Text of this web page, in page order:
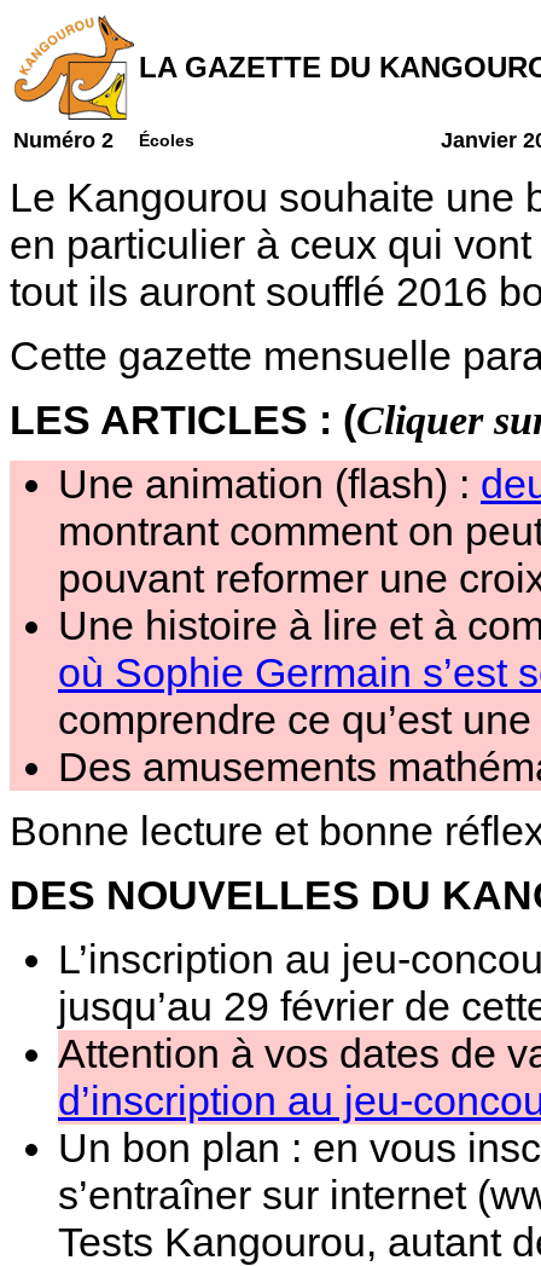
LA GAZETTE DU
Numéro 2 Écoles Janvier
Le Kangourou souhaite une
en particulier à ceux qui
tout ils auront soufflé 2016
Cette gazette mensuelle
LES ARTICLES : (Cliquer
Une animation (flash) :
montrant comment on
pouvant reformer une
Une histoire à lire et à
où Sophie Germain s’est
comprendre ce qu’est
Des amusements
Bonne lecture et bonne
DES NOUVELLES DU
L’inscription au jeu-
jusqu’au 29 février de
Attention à vos dates de
d’inscription au jeu-
Un bon plan : en vous
s’entraîner sur internet
Tests Kangourou, autant